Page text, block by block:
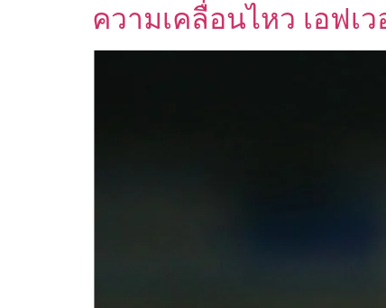
ความเคลื่อนไหว เอฟ